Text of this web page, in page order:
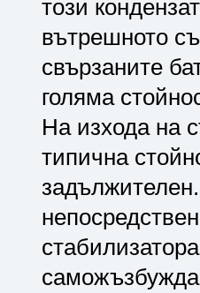
този
вътрешното
свързаните
голяма
На изхода на
типична